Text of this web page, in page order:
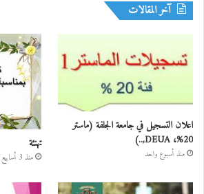
آخر المقالات
اعلان التسجيل في جامعة الجلفة (ماستر
20%، DEUA,..)
منذ أسبوع واحد
تهنئة
منذ 3 أسابيع